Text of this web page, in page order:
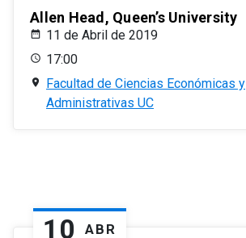
Allen Head, Queen’s University
11 de Abril de 2019
17:00
Facultad de Ciencias Económicas y
Administrativas UC
10 ABR